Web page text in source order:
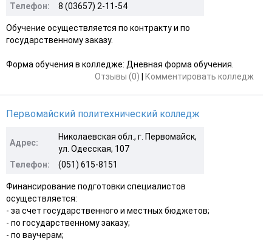
Телефон:
8 (03657) 2-11-54
Обучение осуществляется по контракту и по
государственному заказу.
Форма обучения в колледже: Дневная форма обучения.
Отзывы (0)
Комментировать колледж
Первомайский политехнический колледж
Адрес:
Николаевская обл., г. Первомайск,
ул. Одесская, 107
Телефон:
(051) 615-8151
Финансирование подготовки специалистов
осуществляется:
- за счет государственного и местных бюджетов;
- по государственному заказу;
- по ваучерам;